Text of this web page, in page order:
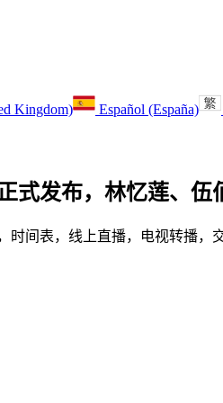
Kingdom) Español (España)
式发布，林忆莲、
时间表，线上直播，电视转播，